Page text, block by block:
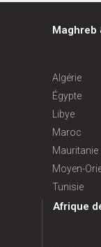
Maghreb
Algérie
Égypte
Libye
Maroc
Mauritanie
Moyen-
Tunisie
Afrique